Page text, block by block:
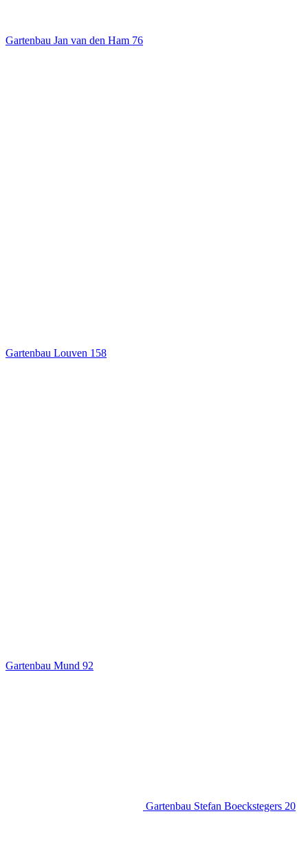
Gartenbau Jan van den Ham 76
Gartenbau Louven 158
Gartenbau Mund 92
Gartenbau Stefan Boeckstegers 20